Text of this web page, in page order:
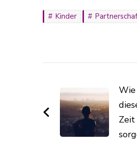
Kinder
Wie